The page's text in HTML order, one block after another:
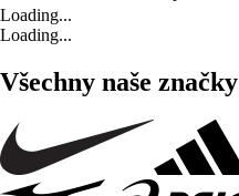
Loading...
Loading...
Všechny naše značky